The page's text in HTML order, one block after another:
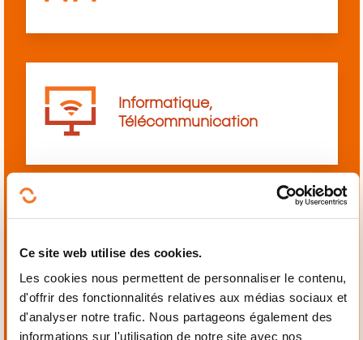
Ce site web utilise des cookies.
Les cookies nous permettent de personnaliser le contenu,
d'offrir des fonctionnalités relatives aux médias sociaux et
d'analyser notre trafic. Nous partageons également des
informations sur l'utilisation de notre site avec nos
Informatique,
Télécommunication